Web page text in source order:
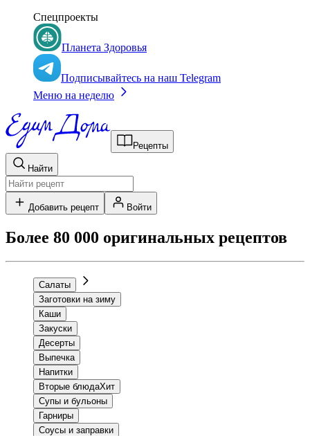
Спецпроекты
Планета Здоровья
Подписывайтесь на наш Telegram
Меню на неделю
Рецепты
Найти
Добавить рецепт Войти
Более 80 000 оригинальных рецептов
Салаты
Заготовки на зиму
Каши
Закуски
Десерты
Выпечка
Напитки
Вторые блюдаХит
Супы и бульоны
Гарниры
Соусы и заправки